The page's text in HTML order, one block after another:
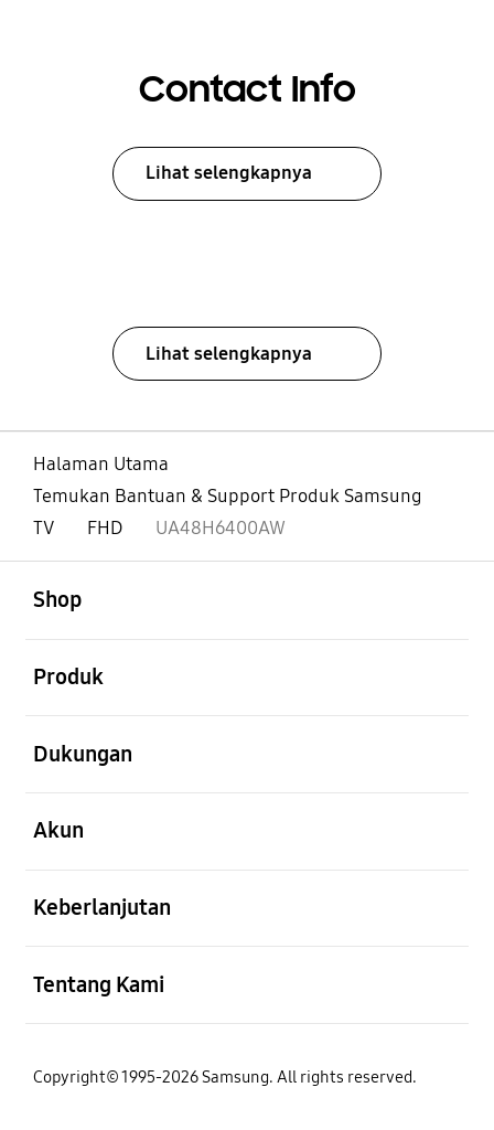
Contact Info
Lihat selengkapnya
Lihat selengkapnya
Halaman Utama
Temukan Bantuan & Support Produk Samsung
TV
FHD UA48H6400AW
Shop
Produk
Dukungan
Akun
Keberlanjutan
Tentang Kami
Copyright© 1995-2026 Samsung. All rights reserved.